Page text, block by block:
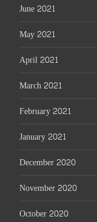
June 2021
May 2021
April 2021
March 2021
February 2021
January 2021
December 2020
November 2020
October 2020